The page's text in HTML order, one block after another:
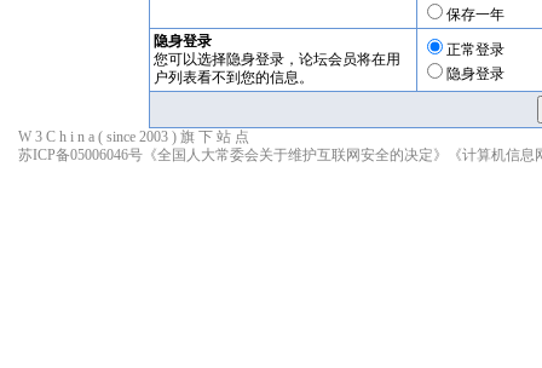
保存一年
隐身登录
您可以选择隐身登录，论坛会员将在用
户列表看不到您的信息。
正常登录
隐身登录
W 3 C h i n a ( since 2003 ) 旗 下 站 点
苏ICP备05006046号 《全国人大常委会关于维护互联网安全的决定》 《计算机信